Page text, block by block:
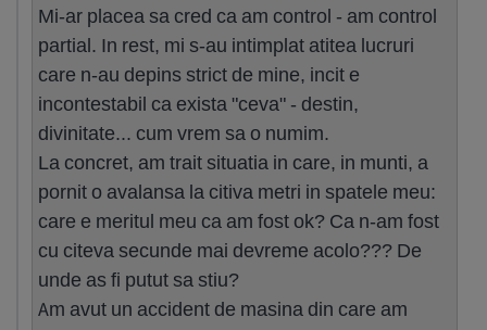
Mi-ar placea sa cred ca am control - am control
partial. In rest, mi s-au intimplat atitea lucruri
care n-au depins strict de mine, incit e
incontestabil ca exista "ceva" - destin,
divinitate... cum vrem sa o numim.
La concret, am trait situatia in care, in munti, a
pornit o avalansa la citiva metri in spatele meu:
care e meritul meu ca am fost ok? Ca n-am fost
cu citeva secunde mai devreme acolo??? De
unde as fi putut sa stiu?
Am avut un accident de masina din care am